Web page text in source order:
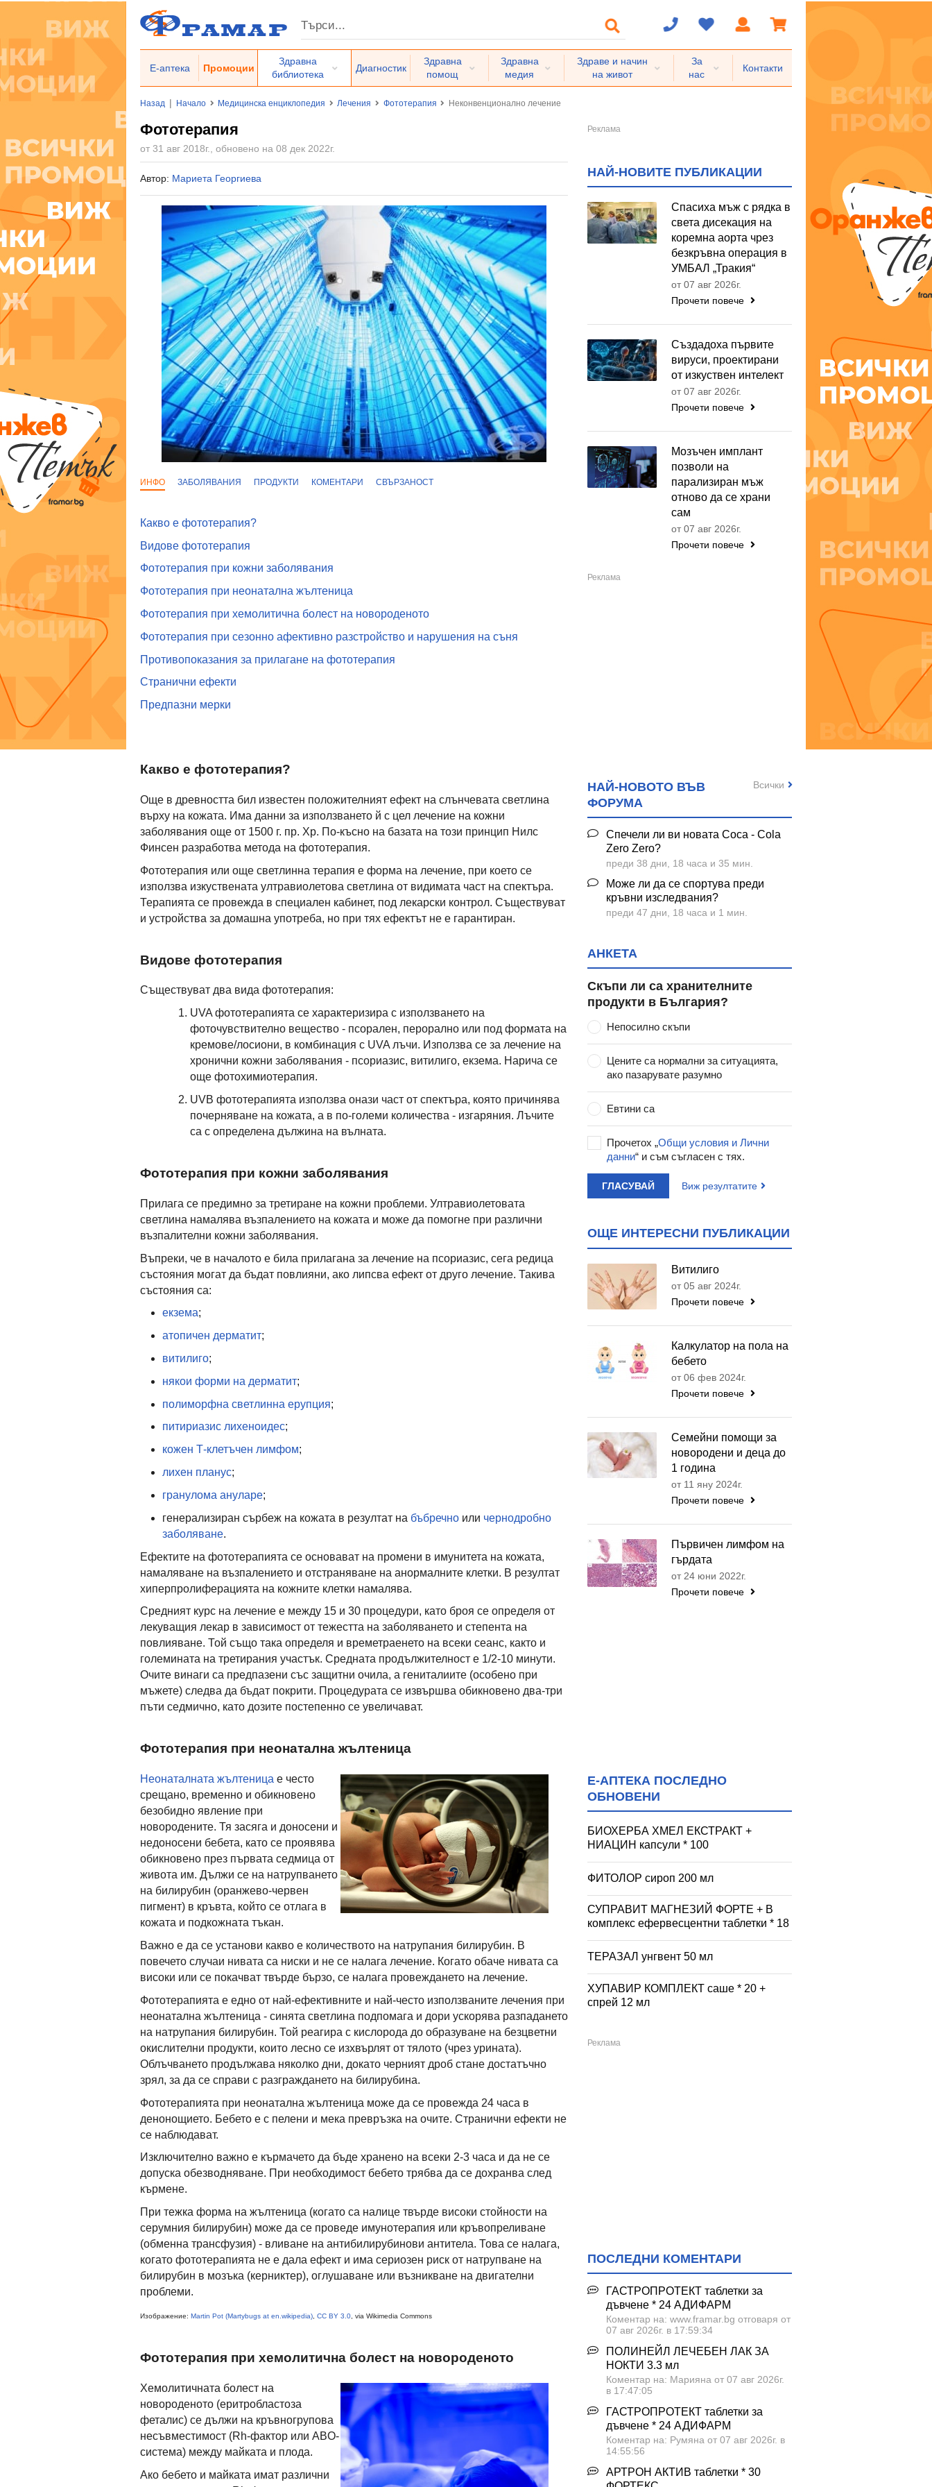
Е-аптека Промоции
Здравна
библиотека
Диагностик
Здравна
помощ
Здравна
медия
Здраве и начин
на живот
За
нас
Контакти
Назад | Начало Медицинска енциклопедия Лечения Фототерапия Неконвенционално лечение
Фототерапия
от 31 авг 2018г., обновено на 08 дек 2022г.
Автор: Мариета Георгиева
ИНФО ЗАБОЛЯВАНИЯ ПРОДУКТИ КОМЕНТАРИ СВЪРЗАНОСТ
Какво е фототерапия?
Видове фототерапия
Фототерапия при кожни заболявания
Фототерапия при неонатална жълтеница
Фототерапия при хемолитична болест на новороденото
Фототерапия при сезонно афективно разстройство и нарушения на съня
Противопоказания за прилагане на фототерапия
Странични ефекти
Предпазни мерки
Какво е фототерапия?
Още в древността бил известен положителният ефект на слънчевата светлина
върху на кожата. Има данни за използването й с цел лечение на кожни
заболявания още от 1500 г. пр. Хр. По-късно на базата на този принцип Нилс
Финсен разработва метода на фототерапия.
Фототерапия или още светлинна терапия е форма на лечение, при което се
използва изкуствената ултравиолетова светлина от видимата част на спектъра.
Терапията се провежда в специален кабинет, под лекарски контрол. Съществуват
и устройства за домашна употреба, но при тях ефектът не е гарантиран.
Видове фототерапия
Съществуват два вида фототерапия:
UVA фототерапията се характеризира с използването на
фоточувствително вещество - псорален, перорално или под формата на
кремове/лосиони, в комбинация с UVA лъчи. Използва се за лечение на
хронични кожни заболявания - псориазис, витилиго, екзема. Нарича се
още фотохимиотерапия.
UVB фототерапията използва онази част от спектъра, която причинява
почерняване на кожата, а в по-големи количества - изгаряния. Лъчите
са с определена дължина на вълната.
Фототерапия при кожни заболявания
Прилага се предимно за третиране на кожни проблеми. Ултравиолетовата
светлина намалява възпалението на кожата и може да помогне при различни
възпалителни кожни заболявания.
Въпреки, че в началото е била прилагана за лечение на псориазис, сега редица
състояния могат да бъдат повлияни, ако липсва ефект от друго лечение. Такива
състояния са:
екзема;
атопичен дерматит;
витилиго;
някои форми на дерматит;
полиморфна светлинна ерупция;
питириазис лихеноидес;
кожен Т-клетъчен лимфом;
лихен планус;
гранулома ануларе;
генерализиран сърбеж на кожата в резултат на бъбречноили чернодробно
заболяване.
Ефектите на фототерапията се основават на промени в имунитета на кожата,
намаляване на възпалението и отстраняване на анормалните клетки. В резултат
хиперпролиферацията на кожните клетки намалява.
Средният курс на лечение е между 15 и 30 процедури, като броя се определя от
лекуващия лекар в зависимост от тежестта на заболяването и степента на
повлияване. Той също така определя и времетраенето на всеки сеанс, както и
големината на третирания участък. Средната продължителност е 1/2-10 минути.
Очите винаги са предпазени със защитни очила, а гениталиите (особено при
мъжете) следва да бъдат покрити. Процедурата се извършва обикновено два-три
пъти седмично, като дозите постепенно се увеличават.
Фототерапия при неонатална жълтеница
Неонаталната жълтеница е често
срещано, временно и обикновено
безобидно явление при
новородените. Тя засяга и доносени и
недоносени бебета, като се проявява
обикновено през първата седмица от
живота им. Дължи се на натрупването
на билирубин (оранжево-червен
пигмент) в кръвта, който се отлага в
кожата и подкожната тъкан.
Важно е да се установи какво е количеството на натрупания билирубин. В
повечето случаи нивата са ниски и не се налага лечение. Когато обаче нивата са
високи или се покачват твърде бързо, се налага провеждането на лечение.
Фототерапията е едно от най-ефективните и най-често използваните лечения при
неонатална жълтеница - синята светлина подпомага и дори ускорява разпадането
на натрупания билирубин. Той реагира с кислорода до образуване на безцветни
окислителни продукти, които лесно се изхвърлят от тялото (чрез урината).
Облъчването продължава няколко дни, докато черният дроб стане достатъчно
зрял, за да се справи с разграждането на билирубина.
Фототерапията при неонатална жълтеница може да се провежда 24 часа в
денонощието. Бебето е с пелени и мека превръзка на очите. Странични ефекти не
се наблюдават.
Изключително важно е кърмачето да бъде хранено на всеки 2-3 часа и да не се
допуска обезводняване. При необходимост бебето трябва да се дохранва след
кърмене.
При тежка форма на жълтеница (когато са налице твърде високи стойности на
серумния билирубин) може да се проведе имунотерапия или кръвопреливане
(обменна трансфузия) - вливане на антибилирубинови антитела. Това се налага,
когато фототерапията не е дала ефект и има сериозен риск от натрупване на
билирубин в мозъка (керниктер), оглушаване или възникване на двигателни
проблеми.
Изображение: Martin Pot (Martybugs at en.wikipedia) CC BY 3.0 , via Wikimedia Commons
Фототерапия при хемолитична болест на новороденото
Хемолитичната болест на
новороденото (еритробластоза
феталис) се дължи на кръвногрупова
несъвместимост (Rh-фактор или ABO-
система) между майката и плода.
Ако бебето и майката имат различни
НАЙ-НОВИТЕ ПУБЛИКАЦИИ
Спасиха мъж с рядка в
света дисекация на
коремна аорта чрез
безкръвна операция в
УМБАЛ „Тракия“
от 07 авг 2026г.
Прочети повече
Създадоха първите
вируси, проектирани
от изкуствен интелект
от 07 авг 2026г.
Прочети повече
Мозъчен имплант
позволи на
парализиран мъж
отново да се храни
сам
от 07 авг 2026г.
Прочети повече
НАЙ-НОВОТО ВЪВ
ФОРУМА
Спечели ли ви новата Coca - Cola
Zero Zero?
преди 38 дни, 18 часа и 35 мин.
Може ли да се спортува преди
кръвни изследвания?
преди 47 дни, 18 часа и 1 мин.
Всички
АНКЕТА
Скъпи ли са хранителните
продукти в България?
Непосилно скъпи
Цените са нормални за ситуацията,
ако пазарувате разумно
Евтини са
Прочетох „Общи условия и Лични
данни“ и съм съгласен с тях.
ГЛАСУВАЙ Виж резултатите
ОЩЕ ИНТЕРЕСНИ ПУБЛИКАЦИИ
Витилиго
от 05 авг 2024г.
Прочети повече
Калкулатор на пола на
бебето
от 06 фев 2024г.
Прочети повече
Семейни помощи за
новородени и деца до
1 година
от 11 яну 2024г.
Прочети повече
Първичен лимфом на
гърдата
от 24 юни 2022г.
Прочети повече
Е-АПТЕКА ПОСЛЕДНО
ОБНОВЕНИ
БИОХЕРБА ХМЕЛ ЕКСТРАКТ +
НИАЦИН капсули * 100
ФИТОЛОР сироп 200 мл
СУПРАВИТ МАГНЕЗИЙ ФОРТЕ + B
комплекс ефервесцентни таблетки * 18
ТЕРАЗАЛ унгвент 50 мл
ХУПАВИР КОМПЛЕКТ саше * 20 +
спрей 12 мл
ПОСЛЕДНИ КОМЕНТАРИ
ГАСТРОПРОТЕКТ таблетки за
дъвчене * 24 АДИФАРМ
Коментар на: www.framar.bg отговаря от
07 авг 2026г. в 17:59:34
ПОЛИНЕЙЛ ЛЕЧЕБЕН ЛАК ЗА
НОКТИ 3.3 мл
Коментар на: Марияна от 07 авг 2026г.
в 17:47:05
ГАСТРОПРОТЕКТ таблетки за
дъвчене * 24 АДИФАРМ
Коментар на: Румяна от 07 авг 2026г. в
14:55:56
АРТРОН АКТИВ таблетки * 30